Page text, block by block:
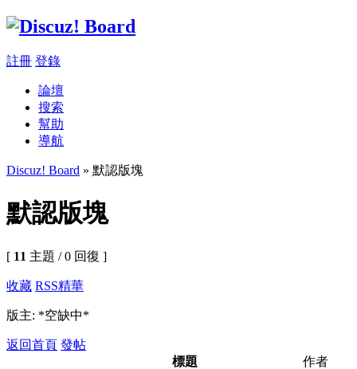
註冊 登錄
論壇
搜索
幫助
導航
Discuz! Board » 默認版塊
默認版塊
[ 11 主題 / 0 回復 ]
收藏 RSS精華
版主: *空缺中*
返回首頁 發帖
標題
作者